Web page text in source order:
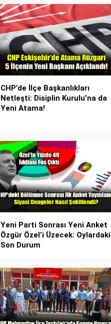
CHP’de İlçe Başkanlıkları
Netleşti: Disiplin Kurulu’na da
Yeni Atama!
Yeni Parti Sonrası Yeni Anket
Özgür Özel’i Üzecek: Oylardaki
Son Durum